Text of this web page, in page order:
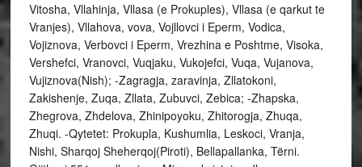
Vitosha, Vllahinja, Vllasa (e Prokuples), Vllasa (e qarkut te
Vranjes), Vllahova, vova, Vojllovci i Eperm, Vodica,
Vojiznova, Verbovci i Eperm, Vrezhina e Poshtme, Visoka,
Vershefci, Vranovci, Vuqjaku, Vukojefci, Vuqa, Vujanova,
Vujiznova(Nish); -Zagragja, zaravinja, Zllatokoni,
Zakishenje, Zuqa, Zllata, Zubuvci, Zebica; -Zhapska,
Zhegrova, Zhdelova, Zhinipoyoku, Zhitorogja, Zhuqa,
Zhuqi. -Qytetet: Prokupla, Kushumlia, Leskoci, Vranja,
Nishi, Sharqoj Sheherqoj(Piroti), Bellapallanka, Tërni.